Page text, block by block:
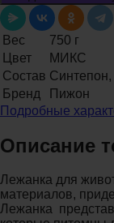
Вес
750 г
Цвет
МИКС
Состав
Бренд
Пижон
Подробные
Описание
Лежанка для
материалов,
Лежанка